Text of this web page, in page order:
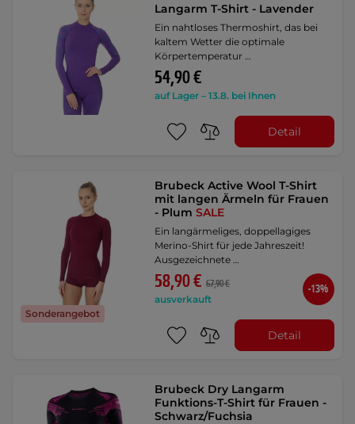
Langarm T-Shirt - Lavender
Ein nahtloses Thermoshirt, das bei
kaltem Wetter die optimale
Körpertemperatur …
54,90 €
auf Lager – 13.8. bei Ihnen
Detail
Sonderangebot
Brubeck Active Wool T-Shirt
mit langen Ärmeln für Frauen
- PlumSALE
Ein langärmeliges, doppellagiges
Merino-Shirt für jede Jahreszeit!
Ausgezeichnete …
58,90 € 67,90 €
ausverkauft
-13%
Detail
Brubeck Dry Langarm
Funktions-T-Shirt für Frauen -
Schwarz/Fuchsia